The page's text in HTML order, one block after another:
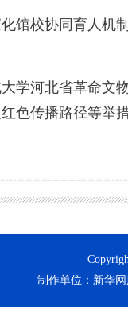
校协同育人机制
北省革命文物
色传播路径等举
制作单位：新华